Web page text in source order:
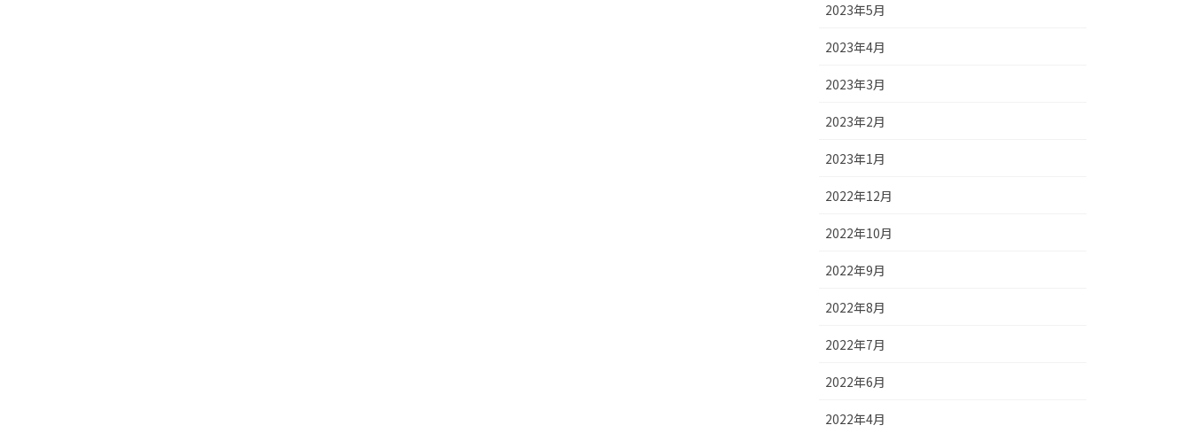
2023年5月
2023年4月
2023年3月
2023年2月
2023年1月
2022年12月
2022年10月
2022年9月
2022年8月
2022年7月
2022年6月
2022年4月